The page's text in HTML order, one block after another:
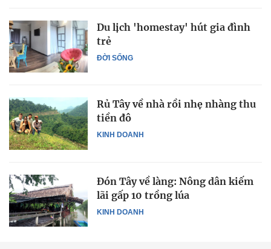
ĐỜI SỐNG
Du lịch 'homestay' hút gia đình
trẻ
KINH DOANH
Rủ Tây về nhà rồi nhẹ nhàng thu
tiền đô
KINH DOANH
Đón Tây về làng: Nông dân kiếm
lãi gấp 10 trồng lúa